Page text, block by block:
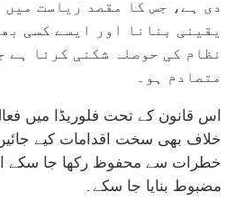
دی ہے، جس کا مقصد ریاست میں
یقینی بنانا اور ایسے کسی
نظام کی حوصلہ شکنی کرنا ہے
متصادم ہو۔
اس قانون کے تحت فلوریڈا میں
خلاف بھی سخت اقدامات کیے
خطرات سے محفوظ رکھا جا سکے
مضبوط بنایا جا سکے۔